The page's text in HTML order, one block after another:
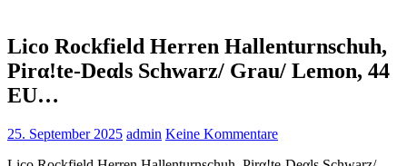
Lico Rockfield Herren Hallenturnschuh,
Pirα!tе-Dеαls Schwarz/ Grau/ Lemon, 44
EU…
25. September 2025 admin Keine Kommentare